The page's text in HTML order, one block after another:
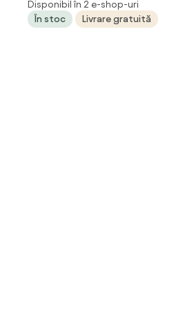
pentru picioare, Mesh, Alb/Negru
Disponibil în 2 e-shop-uri
În stoc
Livrare gratuită